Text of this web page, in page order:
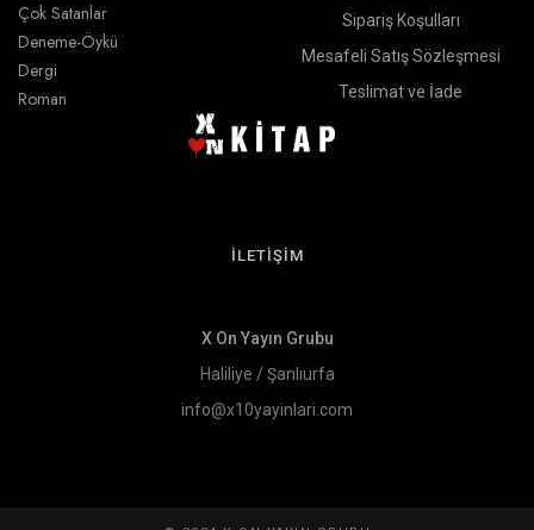
Çok Satanlar
Deneme-Öykü
Dergi
Roman
Sipariş Koşulları
Mesafeli Satış Sözleşmesi
Teslimat ve İade
İLETİŞİM
X On Yayın Grubu
Haliliye / Şanlıurfa
info@x10yayinlari.com